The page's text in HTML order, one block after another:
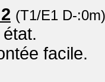
(T1/E1 D-:0m)
facile.